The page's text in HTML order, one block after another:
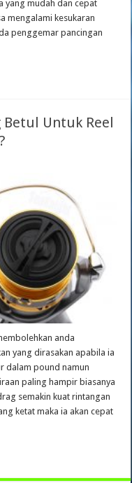
yang mudah dan cepat
mengalami kesukaran
penggemar pancingan
Betul Untuk Reel
anda
yang dirasakan apabila ia
dalam pound namun
paling hampir biasanya
semakin kuat rintangan
ketat maka ia akan cepat